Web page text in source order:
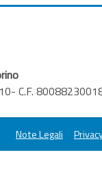
C.F.
Note Legali